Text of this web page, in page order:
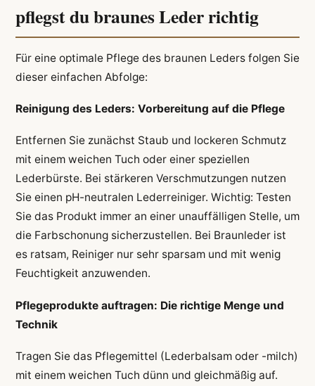
pflegst du braunes Leder richtig
Für eine optimale Pflege des braunen Leders folgen Sie
dieser einfachen Abfolge:
Reinigung des Leders: Vorbereitung auf die Pflege
Entfernen Sie zunächst Staub und lockeren Schmutz
mit einem weichen Tuch oder einer speziellen
Lederbürste. Bei stärkeren Verschmutzungen nutzen
Sie einen pH-neutralen Lederreiniger. Wichtig: Testen
Sie das Produkt immer an einer unauffälligen Stelle, um
die Farbschonung sicherzustellen. Bei Braunleder ist
es ratsam, Reiniger nur sehr sparsam und mit wenig
Feuchtigkeit anzuwenden.
Pflegeprodukte auftragen: Die richtige Menge und
Technik
Tragen Sie das Pflegemittel (Lederbalsam oder -milch)
mit einem weichen Tuch dünn und gleichmäßig auf.